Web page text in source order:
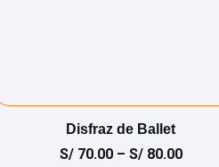
Disfraz de Ballet
S/70.00– S/80.00